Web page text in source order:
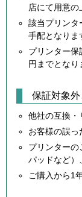
店にて用意の
該当プリンタ
手配となりま
プリンター
円までとなり
保証対象
他社の互換・
お客様の誤っ
プリンターの
パッドなど）
ご購入から1